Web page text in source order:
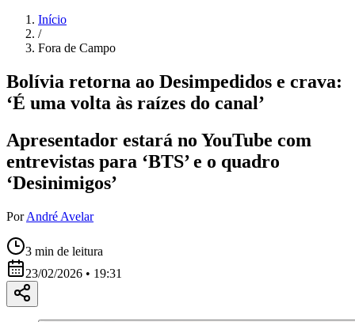
Início
/
Fora de Campo
Bolívia retorna ao Desimpedidos e crava:
‘É uma volta às raízes do canal’
Apresentador estará no YouTube com
entrevistas para ‘BTS’ e o quadro
‘Desinimigos’
Por André Avelar
3 min de leitura
23/02/2026 • 19:31